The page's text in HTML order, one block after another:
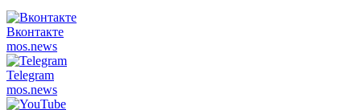
Вконтакте
mos.news
Telegram
mos.news